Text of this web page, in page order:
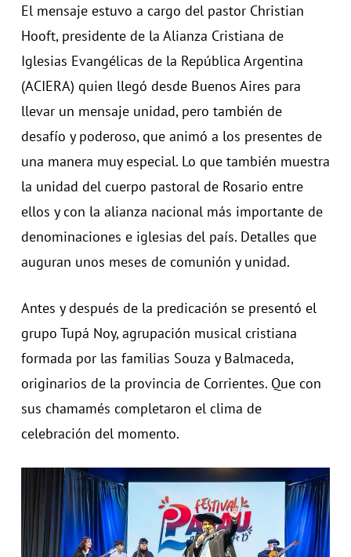
El mensaje estuvo a cargo del pastor Christian
Hooft, presidente de la Alianza Cristiana de
Iglesias Evangélicas de la República Argentina
(ACIERA) quien llegó desde Buenos Aires para
llevar un mensaje unidad, pero también de
desafío y poderoso, que animó a los presentes de
una manera muy especial. Lo que también muestra
la unidad del cuerpo pastoral de Rosario entre
ellos y con la alianza nacional más importante de
denominaciones e iglesias del país. Detalles que
auguran unos meses de comunión y unidad.
Antes y después de la predicación se presentó el
grupo Tupá Noy, agrupación musical cristiana
formada por las familias Souza y Balmaceda,
originarios de la provincia de Corrientes. Que con
sus chamamés completaron el clima de
celebración del momento.